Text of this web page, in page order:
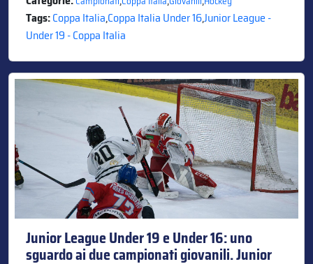
Tags:Coppa Italia,Coppa Italia Under 16,Junior League -
Under 19 - Coppa Italia
Junior League Under 19 e Under 16: uno
sguardo ai due campionati giovanili. Junior